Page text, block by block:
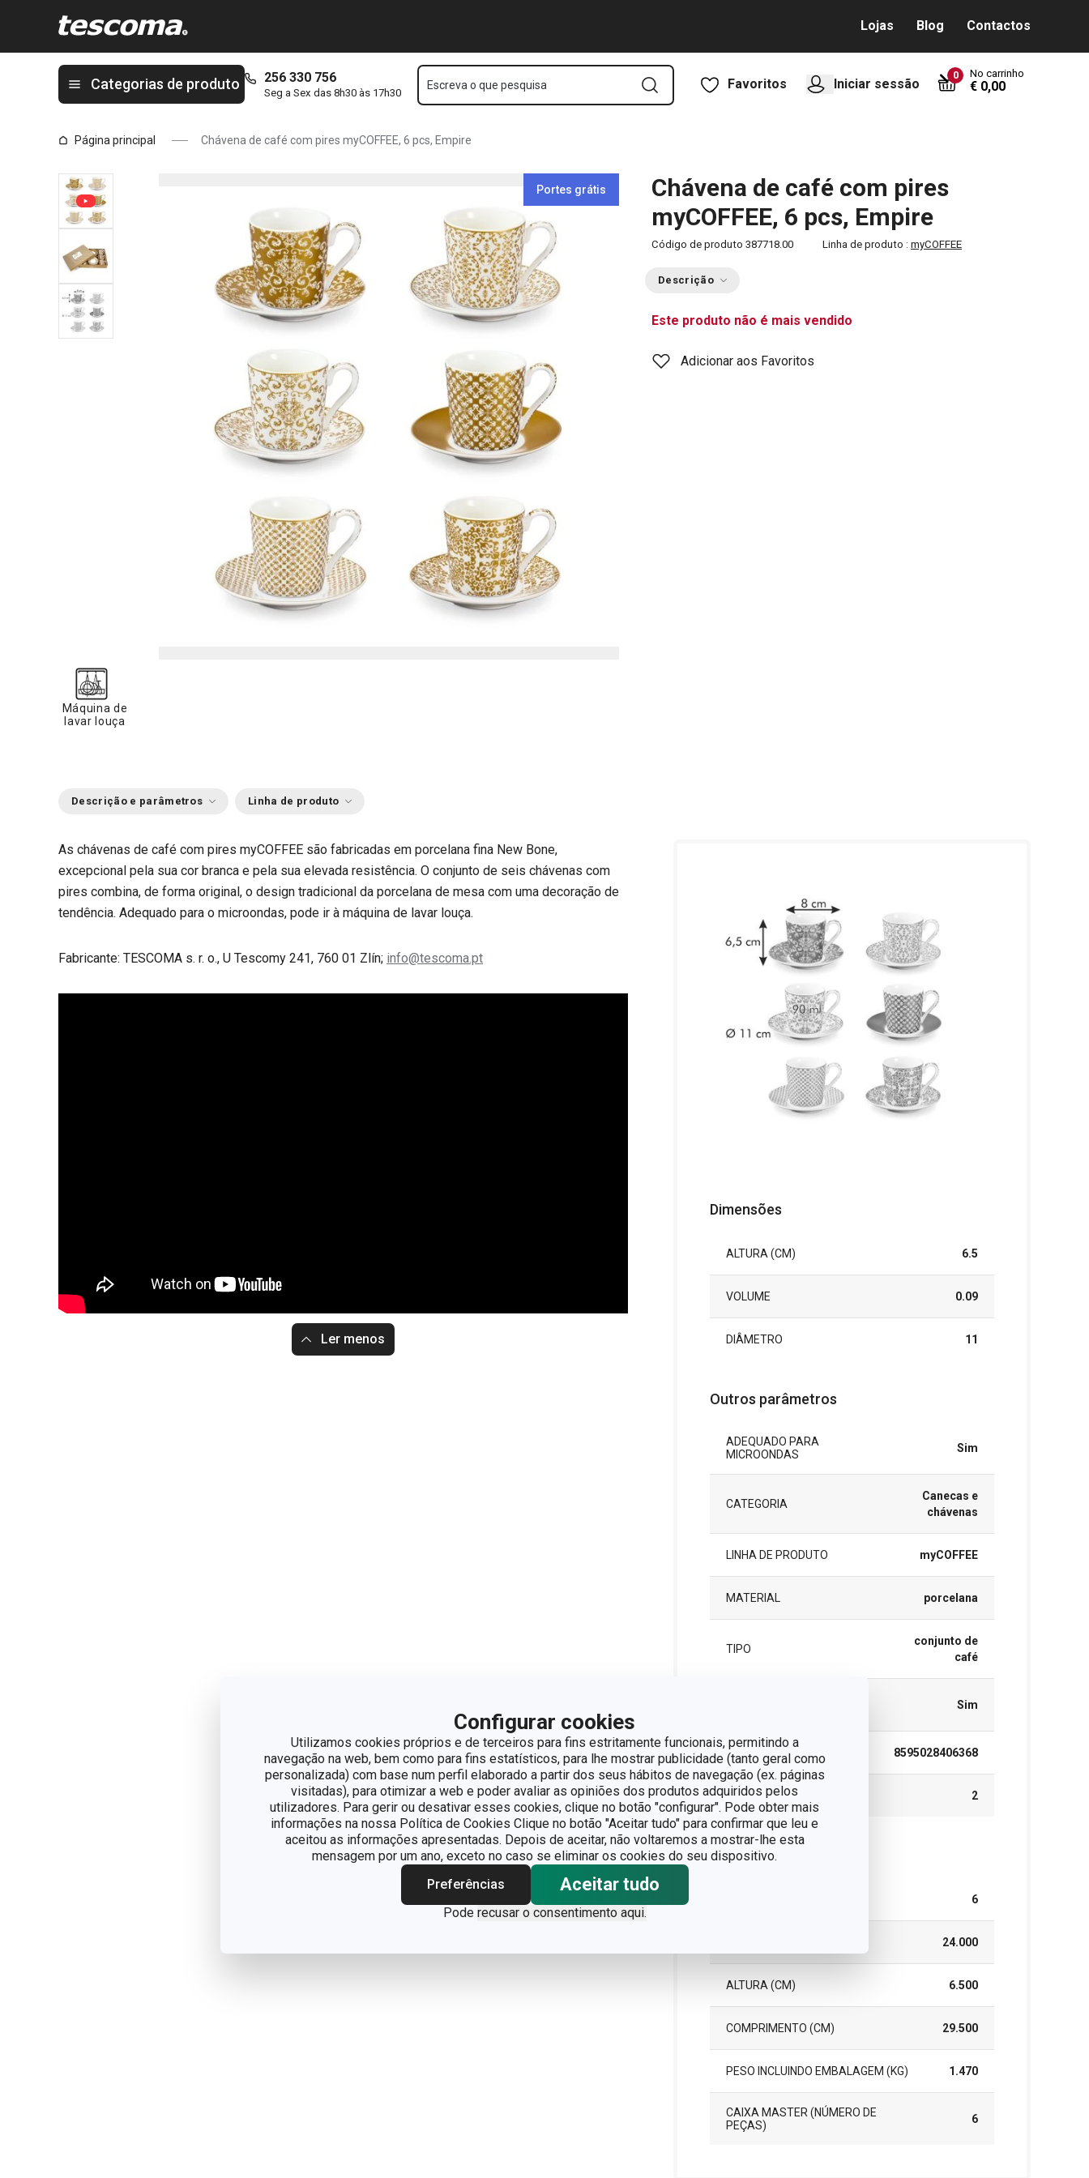
Configurar cookies
Utilizamos cookies próprios e de terceiros para fins estritamente funcionais, permitindo a
navegação na web, bem como para fins estatísticos, para lhe mostrar publicidade (tanto geral como
personalizada) com base num perfil elaborado a partir dos seus hábitos de navegação (ex. páginas
visitadas), para otimizar a web e poder avaliar as opiniões dos produtos adquiridos pelos
utilizadores. Para gerir ou desativar esses cookies, clique no botão "configurar". Pode obter mais
informações na nossa Política de Cookies Clique no botão "Aceitar tudo" para confirmar que leu e
aceitou as informações apresentadas. Depois de aceitar, não voltaremos a mostrar-lhe esta
mensagem por um ano, exceto no caso se eliminar os cookies do seu dispositivo.
Preferências
Aceitar tudo
Pode recusar o consentimento aqui.
Lojas Blog Contactos
Categorias de produto 256 330 756
Seg a Sex das 8h30 às 17h30
Escreva o que pesquisa Favoritos Iniciar sessão
0 No carrinho
€ 0,00
Página principal Chávena de café com pires myCOFFEE, 6 pcs, Empire
Portes grátis
Chávena de café com pires
myCOFFEE, 6 pcs, Empire
Código de produto 387718.00 Linha de produto : myCOFFEE
Descrição
Este produto não é mais vendido
Adicionar aos Favoritos
Máquina de
lavar louça
Descrição e parâmetros Linha de produto
As chávenas de café com pires myCOFFEE são fabricadas em porcelana fina New Bone,
excepcional pela sua cor branca e pela sua elevada resistência. O conjunto de seis chávenas com
pires combina, de forma original, o design tradicional da porcelana de mesa com uma decoração de
tendência. Adequado para o microondas, pode ir à máquina de lavar louça.
Fabricante: TESCOMA s. r. o., U Tescomy 241, 760 01 Zlín; info@tescoma.pt
Ler menos
Dimensões
ALTURA (CM) 6.5
VOLUME 0.09
DIÂMETRO 11
Outros parâmetros
ADEQUADO PARA
MICROONDAS
Sim
CATEGORIA
Canecas e
chávenas
LINHA DE PRODUTO myCOFFEE
MATERIAL porcelana
TIPO
conjunto de
café
Sim
EAN 8595028406368
GARANTIA (EM ANOS) 2
Pacote
6
24.000
ALTURA (CM) 6.500
COMPRIMENTO (CM) 29.500
PESO INCLUINDO EMBALAGEM (KG) 1.470
CAIXA MASTER (NÚMERO DE
PEÇAS)
6